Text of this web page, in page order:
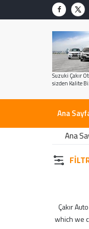
Suzuki Çakır
sizden Kalite
Ana
KATEGORİLER
Audi Yedek Parça
Bmw Yedek Parça
Byd Yedek Parça
Daewoo Yedek Parça
Dfm Dfsk Yedek Parça
Honda Yedek Parça
Ana
Çakır
which we